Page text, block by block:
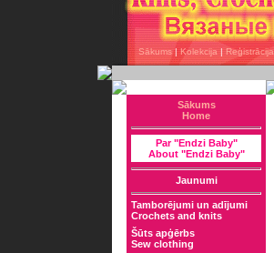
Sākums| Kolekcija | Reģistrācija
Sākums
Home
Par "Endzi Baby"
About "Endzi Baby"
Jaunumi
Tamborējumi un adījumi
Crochets and knits
Šūts apģērbs
Sew clothing